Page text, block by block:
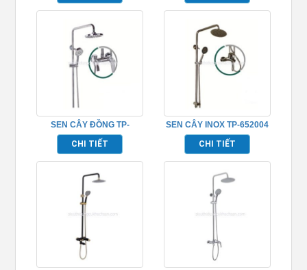
SEN CÂY ĐỒNG TP-
652001
CHI TIẾT
SEN CÂY INOX TP-652004
CHI TIẾT